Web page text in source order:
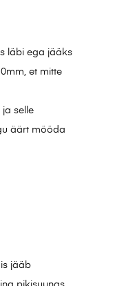
läbi ega jääks
et mitte
selle
äärt mööda
jääb